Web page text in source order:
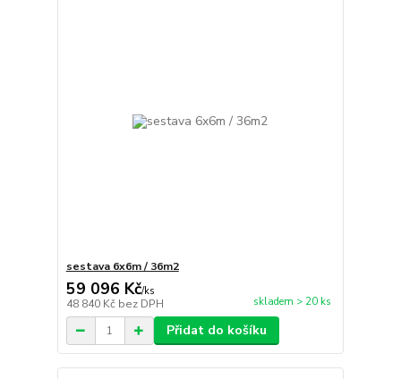
sestava 6x6m / 36m2
59 096 Kč/ks
48 840 Kč bez DPH skladem > 20 ks
Přidat do košíku